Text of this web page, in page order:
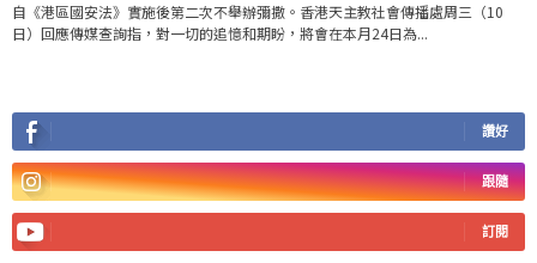
自《港區國安法》實施後第二次不舉辦彌撒。香港天主教社會傳播處周三（10
日）回應傳媒查詢指，對一切的追憶和期盼，將會在本月24日為...
讚好
跟隨
訂閱